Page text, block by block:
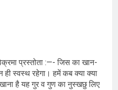
प्रस्तोता :—- जिस का खान-
स्वस्थ रहेगा। हमें कब क्या क्या
है यह गुर व गुण का नुस्खछु लिए